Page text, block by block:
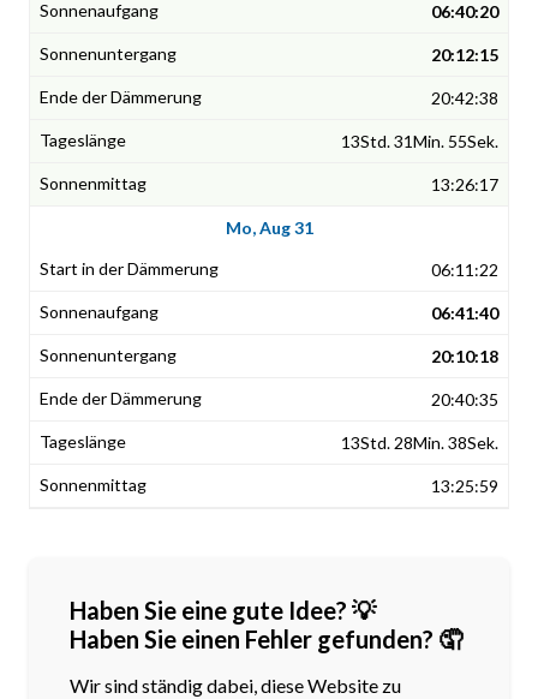
06:40:20
20:12:15
20:42:38
13Std. 31Min. 55Sek.
13:26:17
Mo, Aug 31
06:11:22
06:41:40
20:10:18
20:40:35
13Std. 28Min. 38Sek.
13:25:59
Haben Sie eine gute Idee? 💡
Haben Sie einen Fehler gefunden? 🤦
Wir sind ständig dabei, diese Website zu